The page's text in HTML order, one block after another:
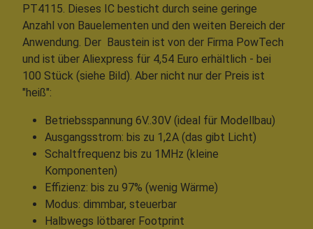
PT4115. Dieses IC besticht durch seine geringe
Anzahl von Bauelementen und den weiten Bereich der
Anwendung. Der Baustein ist von der Firma PowTech
und ist über Aliexpress für 4,54 Euro erhältlich - bei
100 Stück (siehe Bild). Aber nicht nur der Preis ist
"heiß":
Betriebsspannung 6V..30V (ideal für Modellbau)
Ausgangsstrom: bis zu 1,2A (das gibt Licht)
Schaltfrequenz bis zu 1MHz (kleine
Komponenten)
Effizienz: bis zu 97% (wenig Wärme)
Modus: dimmbar, steuerbar
Halbwegs lötbarer Footprint